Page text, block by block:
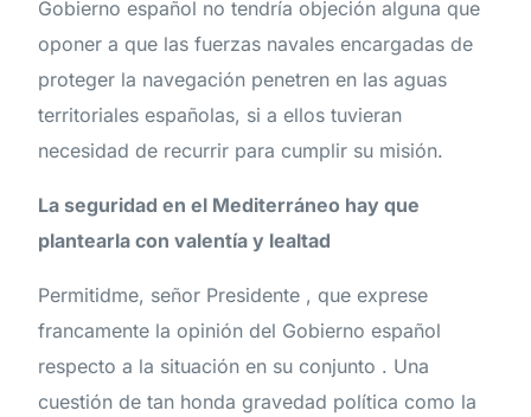
Gobierno español no tendría objeción alguna que
oponer a que las fuerzas navales encargadas de
proteger la navegación penetren en las aguas
territoriales españolas, si a ellos tuvieran
necesidad de recurrir para cumplir su misión.
La seguridad en el Mediterráneo hay que
plantearla con valentía y lealtad
Permitidme, señor Presidente , que exprese
francamente la opinión del Gobierno español
respecto a la situación en su conjunto . Una
cuestión de tan honda gravedad política como la